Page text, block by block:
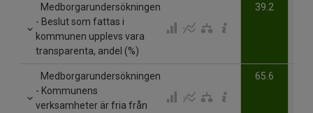
Medborgarundersökningen
- Beslut som fattas i
kommunen upplevs vara
transparenta, andel (%)
39.2
Medborgarundersökningen
- Kommunens
verksamheter är fria från
65.6